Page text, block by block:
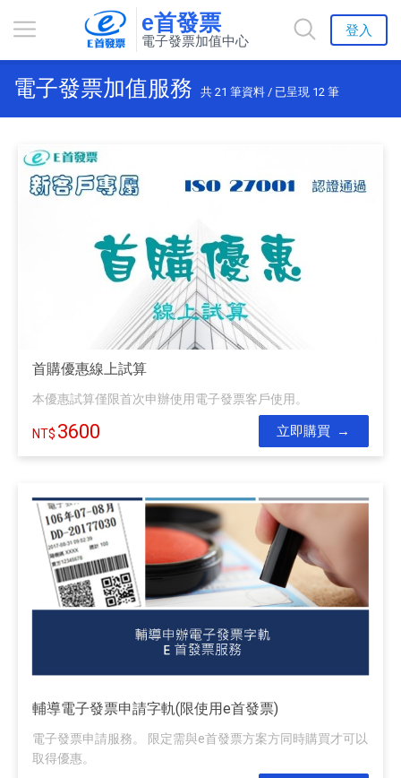
e首發票
電子發票加值中心
登入
電子發票加值服務 共 21 筆資料 / 已呈現 12 筆
首購優惠線上試算
本優惠試算僅限首次申辦使用電子發票客戶使用。
3600 立即購買
輔導電子發票申請字軌(限使用e首發票)
電子發票申請服務。 限定需與e首發票方案方同時購買才可以
取得優惠。